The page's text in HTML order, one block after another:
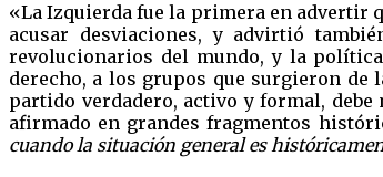
«La Izquierda fue la primera en advertir
acusar desviaciones, y advirtió
revolucionarios del mundo, y la
derecho, a los grupos que surgieron
partido verdadero, activo y formal,
afirmado en grandes fragmentos
cuando la situación general es